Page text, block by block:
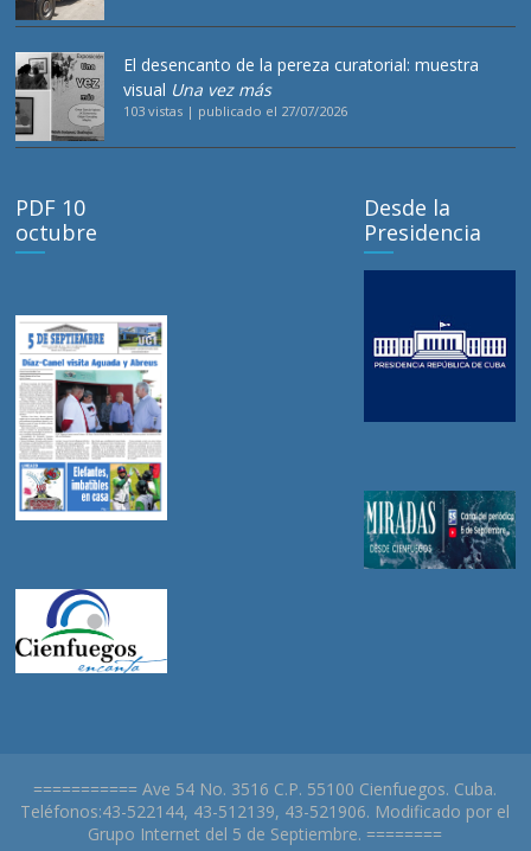
El desencanto de la pereza curatorial: muestra
visual Una vez más
103 vistas | publicado el 27/07/2026
PDF 10
octubre
Desde la
Presidencia
=========== Ave 54 No. 3516 C.P. 55100 Cienfuegos. Cuba.
Teléfonos:43-522144, 43-512139, 43-521906. Modificado por el
Grupo Internet del 5 de Septiembre. ========